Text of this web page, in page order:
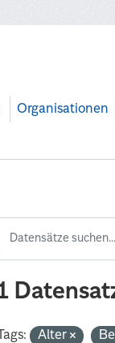
Organisationen
Alter